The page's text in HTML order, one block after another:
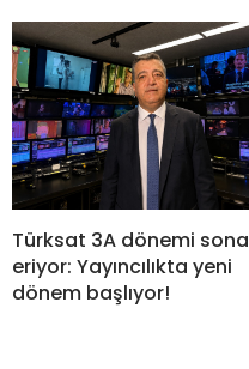
Türksat 3A dönemi sona
eriyor: Yayıncılıkta yeni
dönem başlıyor!